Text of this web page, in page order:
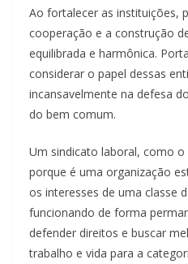
Ao fortalecer as instituições,
cooperação e a construção
equilibrada e harmônica.
considerar o papel dessas
incansavelmente na defesa
do bem comum.
Um sindicato laboral, como
porque é uma organização
os interesses de uma classe
funcionando de forma
defender direitos e buscar
trabalho e vida para a